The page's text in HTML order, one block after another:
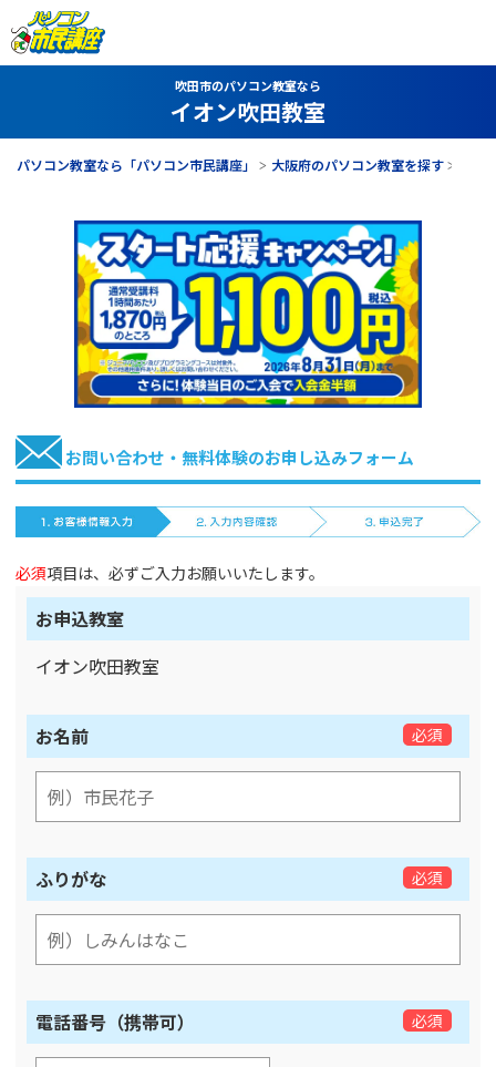
吹田市のパソコン教室なら
イオン吹田教室
パソコン教室なら「パソコン市民講座」 大阪府のパソコン教室を探す
お問い合わせ・無料体験のお申し込みフォーム
必須項目は、必ずご入力お願いいたします。
お申込教室
イオン吹田教室
お名前 必須
ふりがな 必須
電話番号（携帯可） 必須